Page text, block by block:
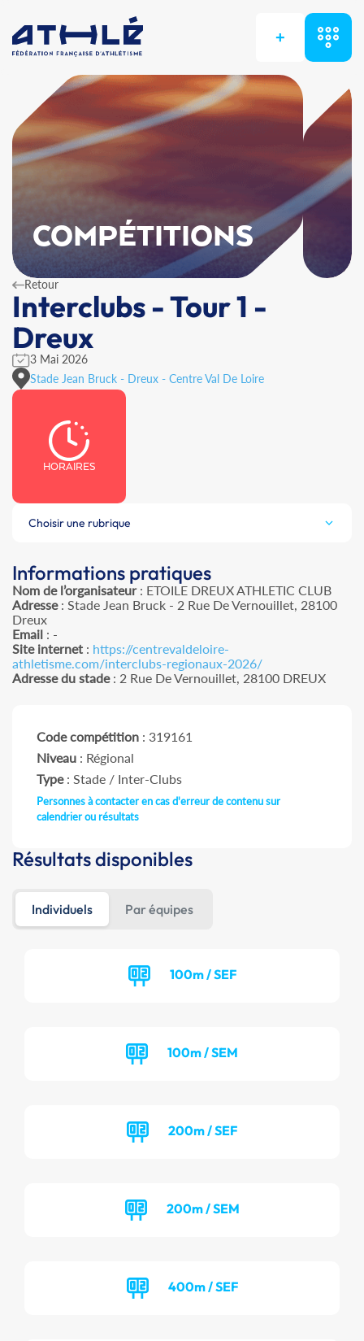
+
COMPÉTITIONS
Retour
Interclubs - Tour 1 -
Dreux
3 Mai 2026
Stade Jean Bruck - Dreux - Centre Val De Loire
HORAIRES
Choisir une rubrique
Informations pratiques
Nom de l’organisateur: ETOILE DREUX ATHLETIC CLUB
Adresse: Stade Jean Bruck - 2 Rue De Vernouillet, 28100
Dreux
Email : -
Site internet : https://centrevaldeloire-
athletisme.com/interclubs-regionaux-2026/
Adresse du stade: 2 Rue De Vernouillet, 28100 DREUX
Code compétition : 319161
Niveau : Régional
Type: Stade / Inter-Clubs
Personnes à contacter en cas d'erreur de contenu sur
calendrier ou résultats
Résultats disponibles
Individuels Par équipes
100m / SEF
100m / SEM
200m / SEF
200m / SEM
400m / SEF